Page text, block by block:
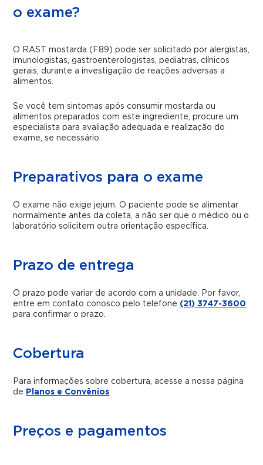
o exame?
O RAST mostarda (F89) pode ser solicitado por alergistas,
imunologistas, gastroenterologistas, pediatras, clínicos
gerais, durante a investigação de reações adversas a
alimentos.
Se você tem sintomas após consumir mostarda ou
alimentos preparados com este ingrediente, procure um
especialista para avaliação adequada e realização do
exame, se necessário.
Preparativos para o exame
O exame não exige jejum. O paciente pode se alimentar
normalmente antes da coleta, a não ser que o médico ou o
laboratório solicitem outra orientação específica.
Prazo de entrega
O prazo pode variar de acordo com a unidade. Por favor,
entre em contato conosco pelo telefone (21) 3747-3600
para confirmar o prazo.
Cobertura
Para informações sobre cobertura, acesse a nossa página
de Planos e Convênios.
Preços e pagamentos